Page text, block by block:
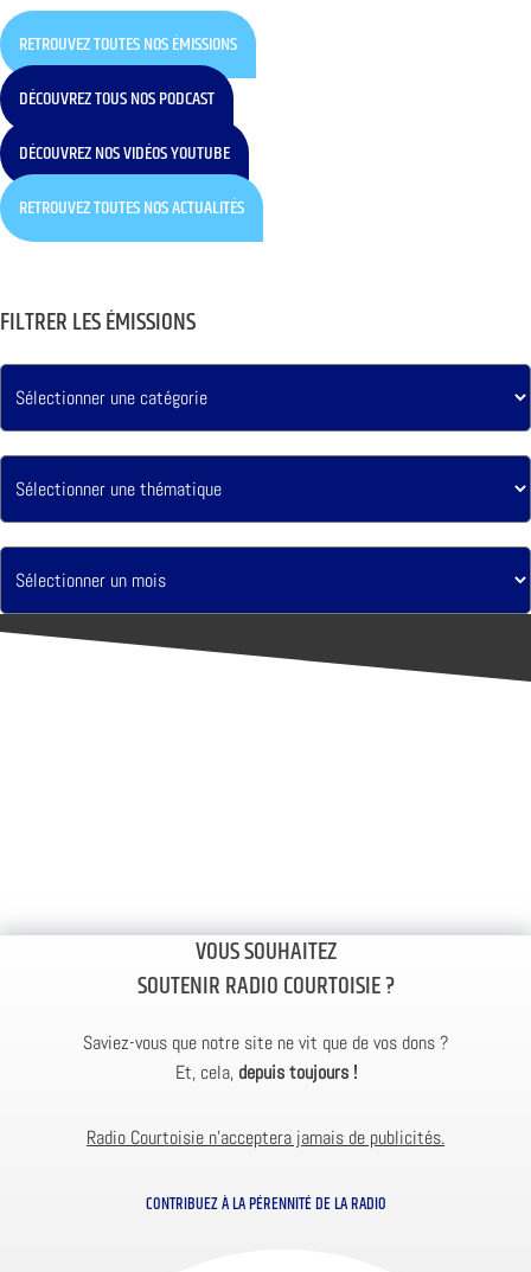
RETROUVEZ TOUTES NOS ÉMISSIONS
DÉCOUVREZ TOUS NOS PODCAST
DÉCOUVREZ NOS VIDÉOS YOUTUBE
RETROUVEZ TOUTES NOS ACTUALITÉS
FILTRER LES ÉMISSIONS
VOUS SOUHAITEZ
SOUTENIR RADIO COURTOISIE ?
Saviez-vous que notre site ne vit que de vos dons ?
Et, cela, depuis toujours !
Radio Courtoisie n’acceptera jamais de publicités.
CONTRIBUEZ À LA PÉRENNITÉ DE LA RADIO